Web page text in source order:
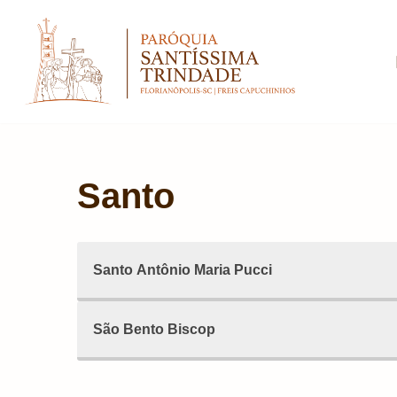
Pular
para
Santo
Santo Antônio Maria Pucci
São Bento Biscop